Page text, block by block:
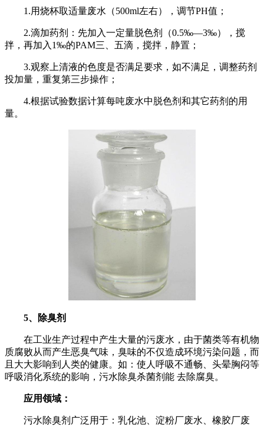
1.用烧杯取适量废水（500ml左右），调节PH值；
2.滴加药剂：先加入一定量脱色剂（0.5‰—3‰），搅
拌，再加入1‰的PAM三、五滴，搅拌，静置；
3.观察上清液的色度是否满足要求，如不满足，调整药剂
投加量，重复第三步操作；
4.根据试验数据计算每吨废水中脱色剂和其它药剂的用
量。
5、除臭剂
在工业生产过程中产生大量的污废水，由于菌类等有机物
质腐败从而产生恶臭气味，臭味的不仅造成环境污染问题，而
且大大影响到人类的健康。如：使人呼吸不通畅、头晕胸闷等
呼吸消化系统的影响，污水除臭杀菌剂能 去除腐臭。
应用领域：
污水除臭剂广泛用于：乳化池、淀粉厂废水、橡胶厂废